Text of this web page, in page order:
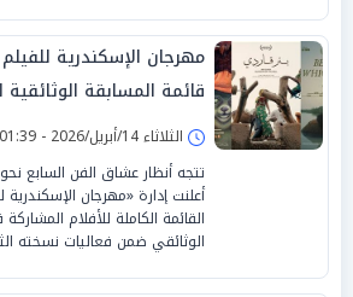
مهرجان الإسكندرية
قائمة المسابقة الوثائقية
الثلاثاء 14/أبريل/2026 - 01:39 م
تتجه أنظار عشاق الفن السابع
أعلنت إدارة «مهرجان الإسكندرية
القائمة الكاملة للأفلام
الوثائقي ضمن فعاليات نسخته